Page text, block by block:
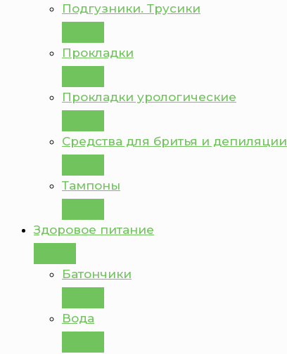
Подгузники. Трусики
Прокладки
Прокладки урологические
Средства для бритья и депиляции
Тампоны
Здоровое питание
Батончики
Вода